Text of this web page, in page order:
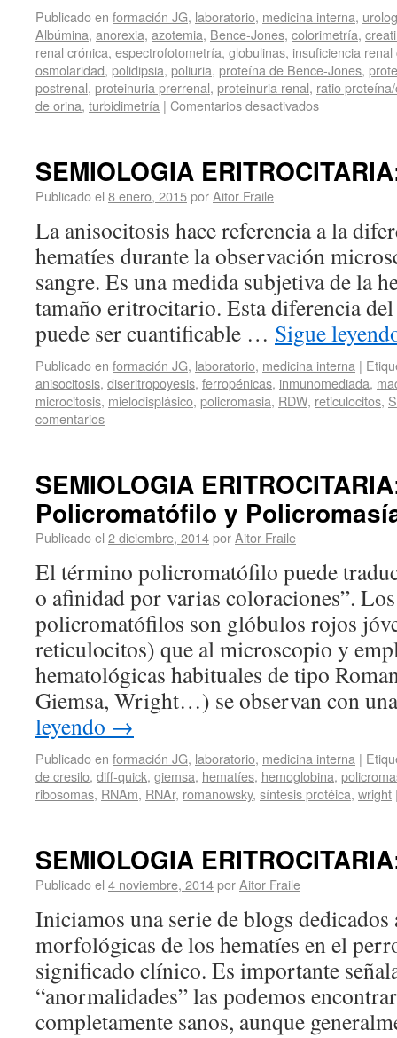
Publicado en formación JG, laboratorio, medicina interna,
Albúmina, anorexia, azotemia, Bence-Jones, colorimetría,
renal crónica, espectrofotometría, globulinas, insuficiencia renal
osmolaridad, polidipsia, poliuria, proteína de Bence-Jones,
postrenal, proteinuria prerrenal, proteinuria renal, ratio
de orina, turbidimetría | Comentarios desactivados
SEMIOLOGIA
Publicado el 8 enero, 2015porAitor Fraile
La anisocitosis hace referencia a la
hematíes durante la observación
sangre. Es una medida subjetiva de la
tamaño eritrocitario. Esta diferencia
puede ser cuantificable … Sigue
Publicado en formación JG, laboratorio, medicina interna |
anisocitosis, diseritropoyesis, ferropénicas, inmunomediada,
microcitosis, mielodisplásico, policromasia, RDW, reticulocitos,
comentarios
SEMIOLOGIA
Policromatófilo y
Publicado el 2 diciembre, 2014porAitor Fraile
El término policromatófilo puede
o afinidad por varias coloraciones”.
policromatófilos son glóbulos rojos
reticulocitos) que al microscopio y
hematológicas habituales de tipo
Giemsa, Wright…) se observan con
leyendo →
Publicado en formación JG, laboratorio, medicina interna |
de cresilo, diff-quick, giemsa, hematíes, hemoglobina,
ribosomas, RNAm, RNAr, romanowsky, síntesis protéica, wright
SEMIOLOGIA
Publicado el 4 noviembre, 2014porAitor Fraile
Iniciamos una serie de blogs dedicados
morfológicas de los hematíes en el
significado clínico. Es importante
“anormalidades” las podemos
completamente sanos, aunque